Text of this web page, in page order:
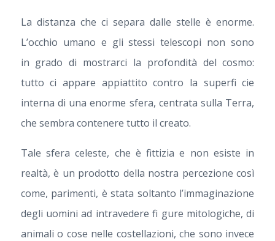
La distanza che ci separa dalle stelle è enorme.
L’occhio umano e gli stessi telescopi non sono
in grado di mostrarci la profondità del cosmo:
tutto ci appare appiattito contro la superfi cie
interna di una enorme sfera, centrata sulla Terra,
che sembra contenere tutto il creato.
Tale sfera celeste, che è fittizia e non esiste in
realtà, è un prodotto della nostra percezione così
come, parimenti, è stata soltanto l’immaginazione
degli uomini ad intravedere fi gure mitologiche, di
animali o cose nelle costellazioni, che sono invece